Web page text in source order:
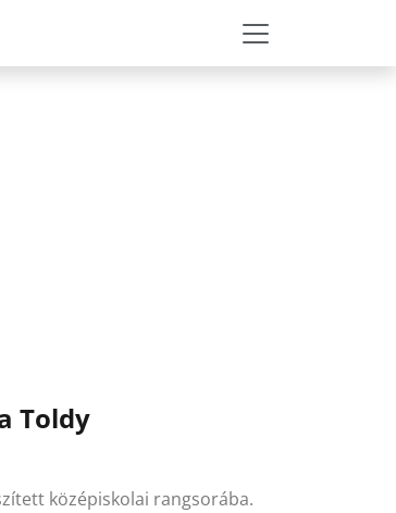
Toldy
középiskolai rangsorába.